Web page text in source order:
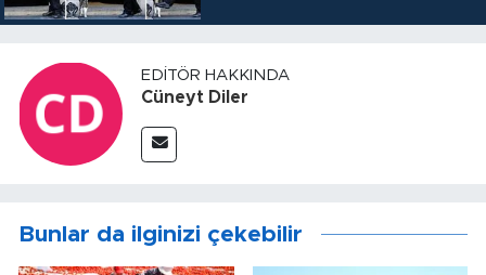
EDITÖR HAKKINDA
Cüneyt Diler
Bunlar da ilginizi çekebilir